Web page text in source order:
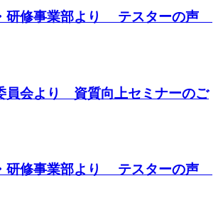
研修事業部より テスターの声
員会より 資質向上セミナーのご
研修事業部より テスターの声